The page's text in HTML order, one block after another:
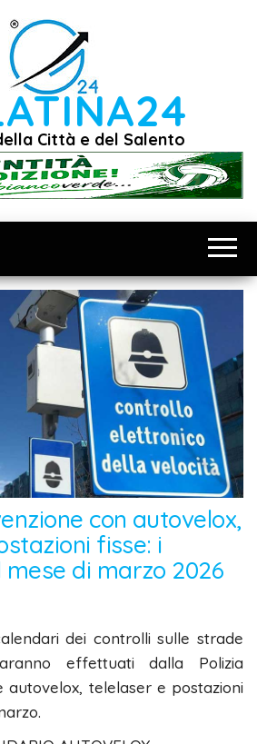
Città e del Salento
con autovelox,
fisse: i
di marzo 2026
dei controlli sulle strade
effettuati dalla Polizia
autovelox, telelaser e postazioni